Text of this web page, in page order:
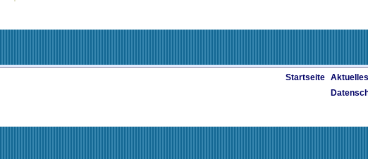
Startseite Aktuelles